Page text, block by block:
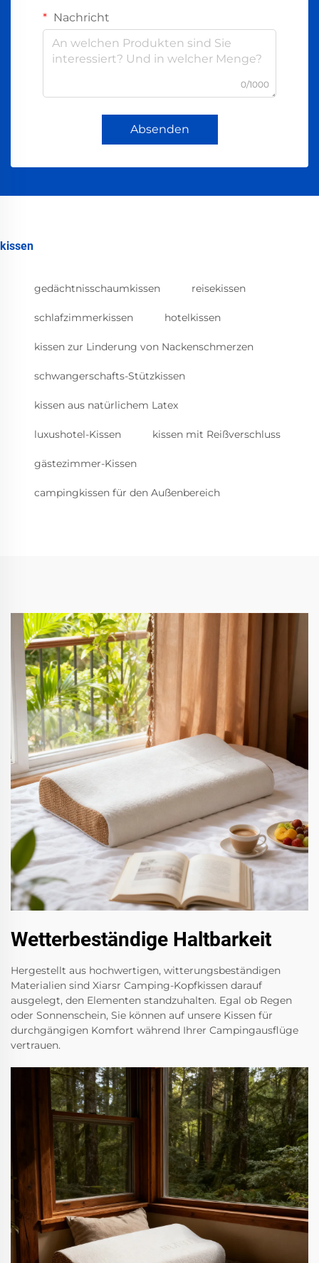
Nachricht
0/1000
Absenden
kissen
gedächtnisschaumkissen reisekissen
schlafzimmerkissen hotelkissen
kissen zur Linderung von Nackenschmerzen
schwangerschafts-Stützkissen
kissen aus natürlichem Latex
luxushotel-Kissen kissen mit Reißverschluss
gästezimmer-Kissen
campingkissen für den Außenbereich
Wetterbeständige Haltbarkeit
Hergestellt aus hochwertigen, witterungsbeständigen
Materialien sind Xiarsr Camping-Kopfkissen darauf
ausgelegt, den Elementen standzuhalten. Egal ob Regen
oder Sonnenschein, Sie können auf unsere Kissen für
durchgängigen Komfort während Ihrer Campingausflüge
vertrauen.